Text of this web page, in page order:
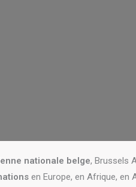
nationale belge, Brussels
en Europe, en Afrique, en